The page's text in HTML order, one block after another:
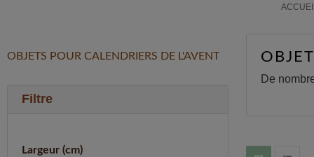
OBJETS POUR CALENDRIERS DE L'AVENT
Filtre
Largeur (cm)
De